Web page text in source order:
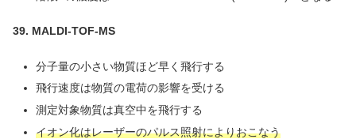
39. MALDI-TOF-MS
分子量の小さい物質ほど早く飛行する
飛行速度は物質の電荷の影響を受ける
測定対象物質は真空中を飛行する
イオン化はレーザーのパルス照射によりおこなう